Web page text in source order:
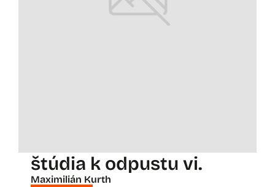
štúdia k odpustu vi.
Maximilián Kurth